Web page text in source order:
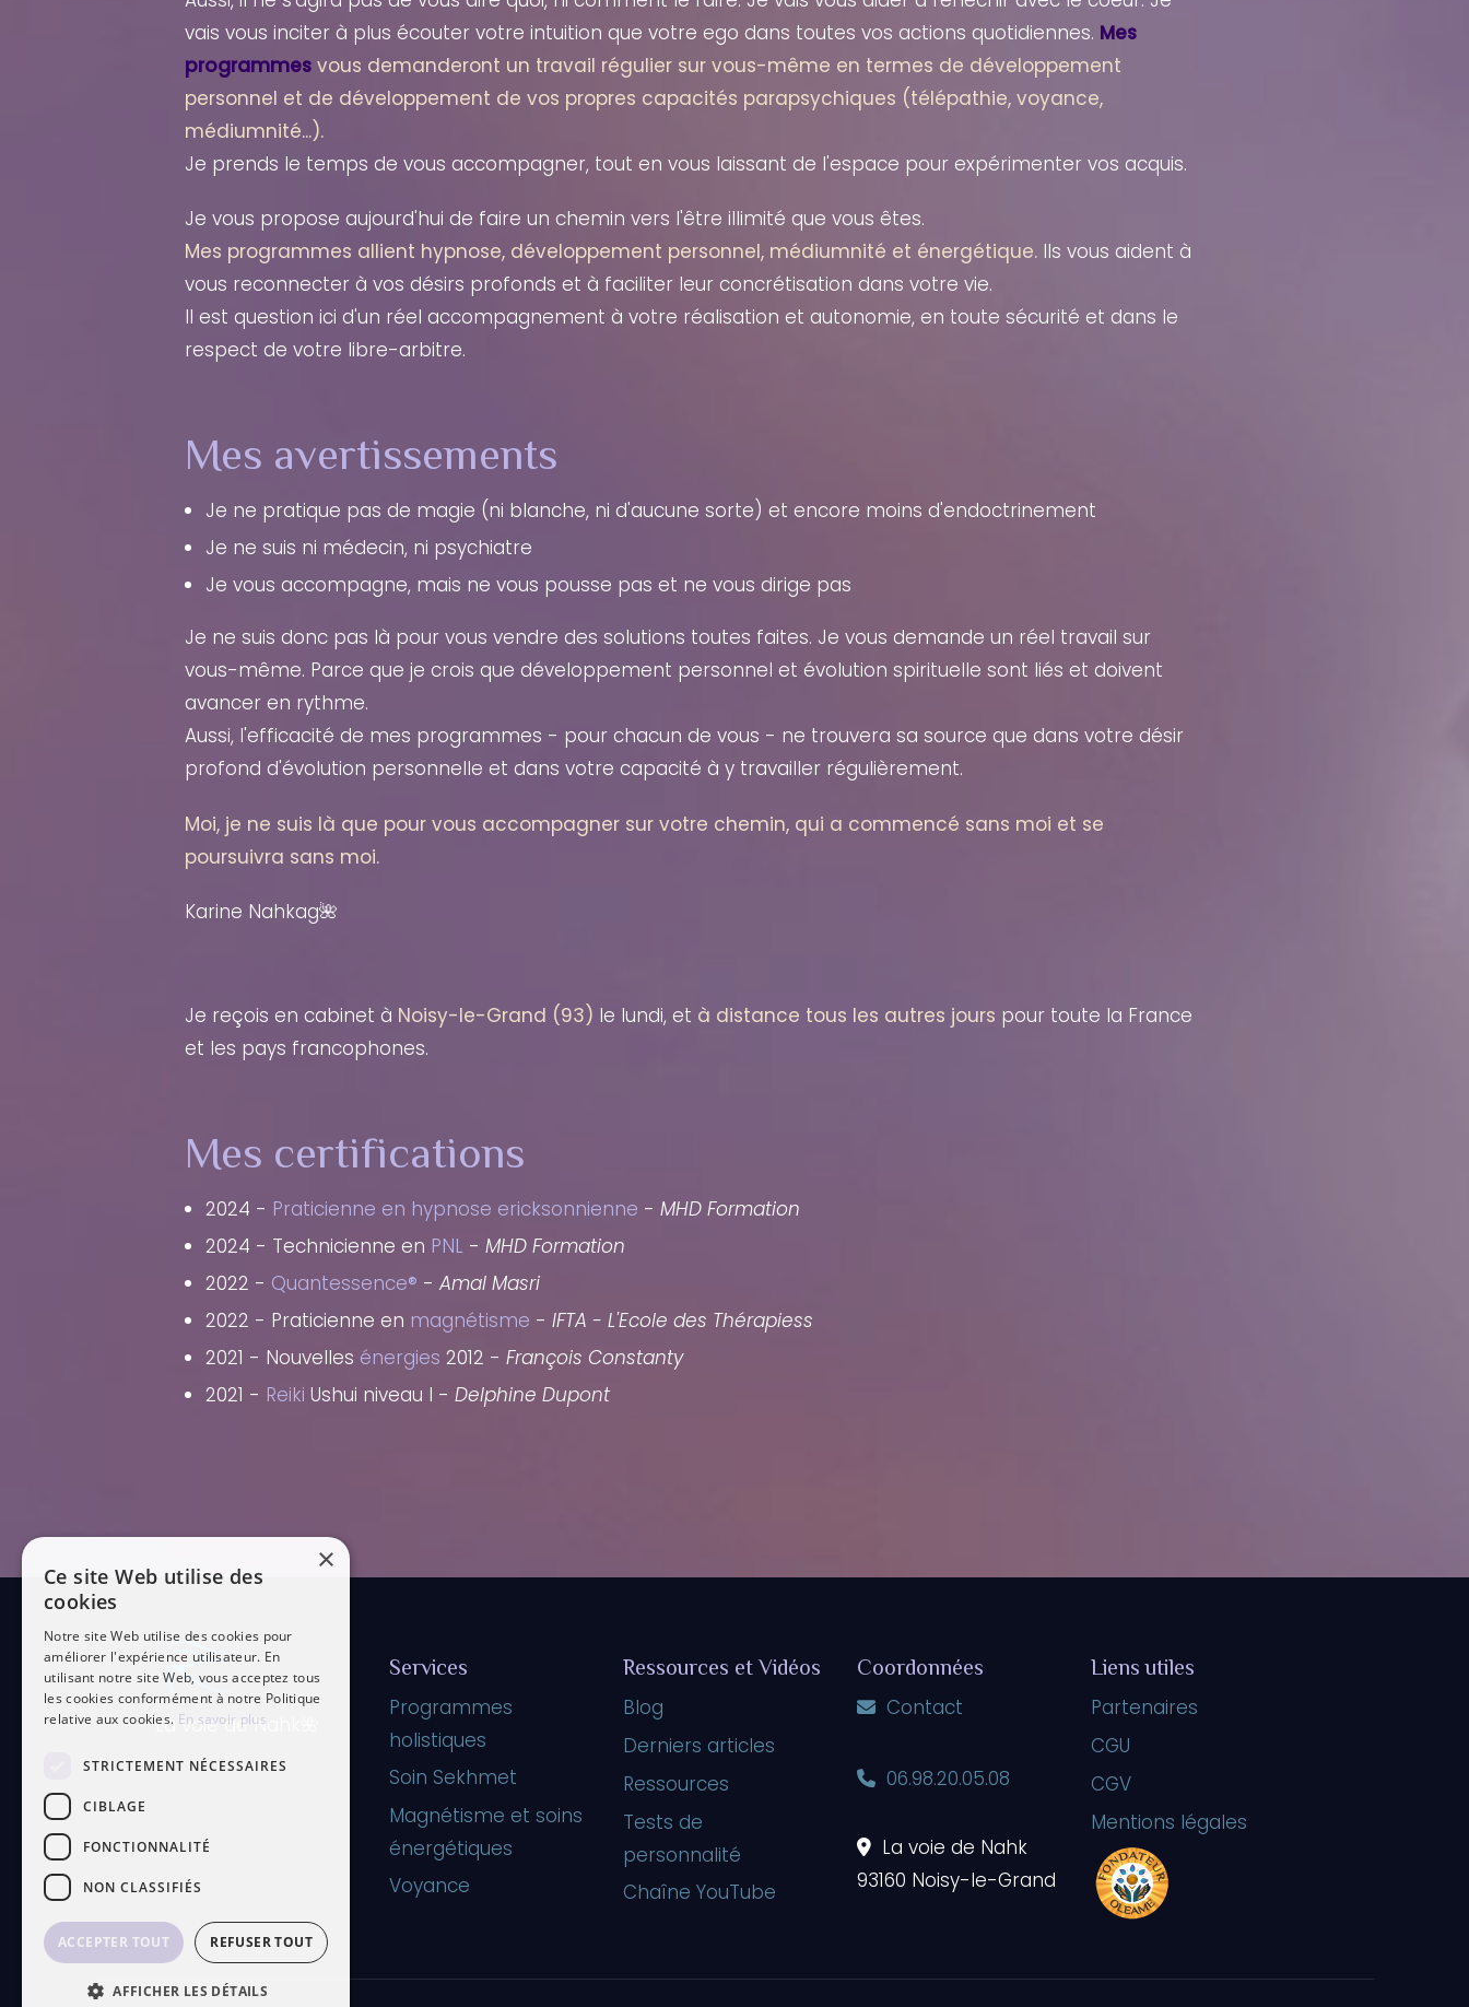
vais vous inciter à plus écouter votre intuition que votre ego dans toutes vos actions quotidiennes. Mes
programmes vous demanderont un travail régulier sur vous-même en termes de développement
personnel et de développement de vos propres capacités parapsychiques (télépathie, voyance,
médiumnité...).
Je prends le temps de vous accompagner, tout en vous laissant de l'espace pour expérimenter vos acquis.
Je vous propose aujourd'hui de faire un chemin vers l'être illimité que vous êtes.
Mes programmes allient hypnose, développement personnel, médiumnité et énergétique. Ils vous aident à
vous reconnecter à vos désirs profonds et à faciliter leur concrétisation dans votre vie.
Il est question ici d'un réel accompagnement à votre réalisation et autonomie, en toute sécurité et dans le
respect de votre libre-arbitre.
Mes avertissements
Je ne pratique pas de magie (ni blanche, ni d'aucune sorte) et encore moins d'endoctrinement
Je ne suis ni médecin, ni psychiatre
Je vous accompagne, mais ne vous pousse pas et ne vous dirige pas
Je ne suis donc pas là pour vous vendre des solutions toutes faites. Je vous demande un réel travail sur
vous-même. Parce que je crois que développement personnel et évolution spirituelle sont liés et doivent
avancer en rythme.
Aussi, l'efficacité de mes programmes - pour chacun de vous - ne trouvera sa source que dans votre désir
profond d'évolution personnelle et dans votre capacité à y travailler régulièrement.
Moi, je ne suis là que pour vous accompagner sur votre chemin, qui a commencé sans moi et se
poursuivra sans moi.
Karine Nahkag🌺
Je reçois en cabinet à Noisy-le-Grand (93) le lundi, et à distance tous les autres jours pour toute la France
et les pays francophones.
Mes certifications
2024 - Praticienne en hypnose ericksonnienne - MHD Formation
2024 - Technicienne en PNL- MHD Formation
2022 - Quantessence® - Amal Masri
2022 - Praticienne en magnétisme - IFTA - L'Ecole des Thérapiess
2021 - Nouvelles énergies 2012 - François Constanty
2021 - Reiki Ushui niveau I - Delphine Dupont
La voie de Nahk🌺
Services
Programmes
holistiques
Soin Sekhmet
Magnétisme et soins
énergétiques
Voyance
Ressources et Vidéos
Blog
Derniers articles
Ressources
Tests de
personnalité
Chaîne YouTube
Coordonnées
Contact
06.98.20.05.08
La voie de Nahk
93160 Noisy-le-Grand
Liens utiles
Partenaires
CGU
CGV
Mentions légales
×
Ce site Web utilise des
cookies
Notre site Web utilise des cookies pour
améliorer l'expérience utilisateur. En
utilisant notre site Web, vous acceptez tous
les cookies conformément à notre Politique
relative aux cookies. En savoir plus
STRICTEMENT NÉCESSAIRES
CIBLAGE
FONCTIONNALITÉ
NON CLASSIFIÉS
ACCEPTER TOUT REFUSER TOUT
AFFICHER LES DÉTAILS